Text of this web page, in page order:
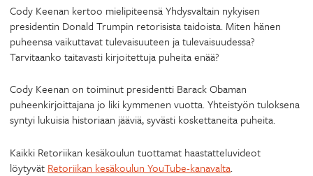
Cody Keenan kertoo mielipiteensä Yhdysvaltain nykyisen
presidentin Donald Trumpin retorisista taidoista. Miten hänen
puheensa vaikuttavat tulevaisuuteen ja tulevaisuudessa?
Tarvitaanko taitavasti kirjoitettuja puheita enää?
Cody Keenan on toiminut presidentti Barack Obaman
puheenkirjoittajana jo liki kymmenen vuotta. Yhteistyön tuloksena
syntyi lukuisia historiaan jääviä, syvästi koskettaneita puheita.
Kaikki Retoriikan kesäkoulun tuottamat haastatteluvideot
löytyvät Retoriikan kesäkoulun YouTube-kanavalta.